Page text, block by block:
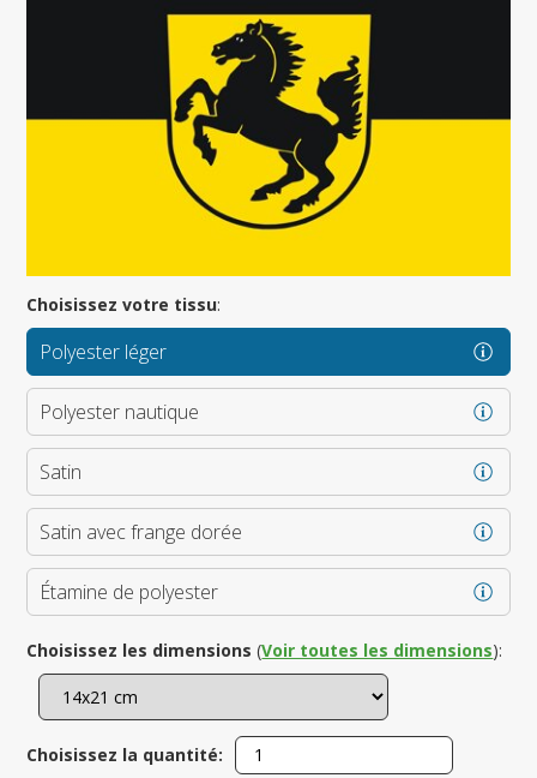
Choisissez votre tissu:
Polyester léger
Polyester nautique
Satin
Satin avec frange dorée
Étamine de polyester
Choisissez les dimensions (Voir toutes les dimensions):
Choisissez la quantité: